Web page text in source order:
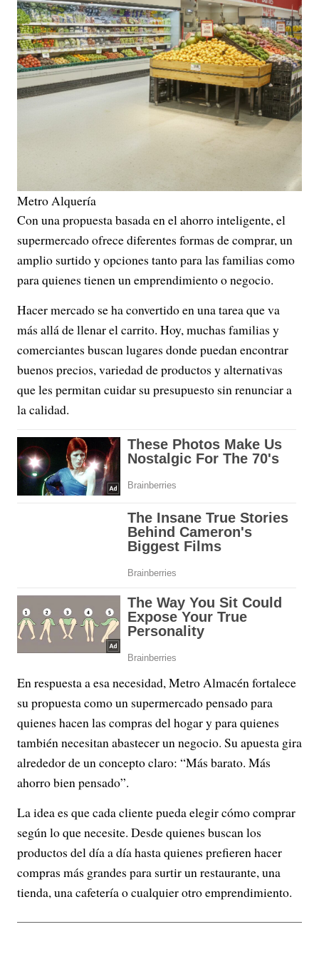
Metro Alquería
Con una propuesta basada en el ahorro inteligente, el
supermercado ofrece diferentes formas de comprar, un
amplio surtido y opciones tanto para las familias como
para quienes tienen un emprendimiento o negocio.
Hacer mercado se ha convertido en una tarea que va
más allá de llenar el carrito. Hoy, muchas familias y
comerciantes buscan lugares donde puedan encontrar
buenos precios, variedad de productos y alternativas
que les permitan cuidar su presupuesto sin renunciar a
la calidad.
En respuesta a esa necesidad, Metro Almacén fortalece
su propuesta como un supermercado pensado para
quienes hacen las compras del hogar y para quienes
también necesitan abastecer un negocio. Su apuesta gira
alrededor de un concepto claro: “Más barato. Más
ahorro bien pensado”.
La idea es que cada cliente pueda elegir cómo comprar
según lo que necesite. Desde quienes buscan los
productos del día a día hasta quienes prefieren hacer
compras más grandes para surtir un restaurante, una
tienda, una cafetería o cualquier otro emprendimiento.